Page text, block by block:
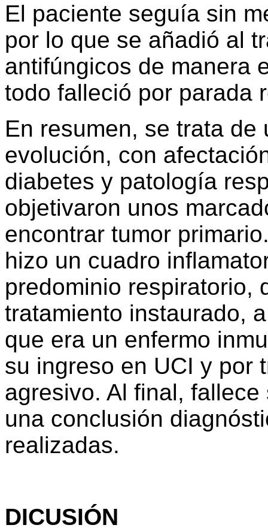
El paciente seguía sin
por lo que se añadió al
antifúngicos de manera
todo falleció por parada
En resumen, se trata
evolución, con
diabetes y patología
objetivaron unos
encontrar tumor
hizo un cuadro
predominio respiratorio,
tratamiento instaurado,
que era un enfermo
su ingreso en UCI y por
agresivo. Al final,
una conclusión
realizadas.
DICUSIÓN